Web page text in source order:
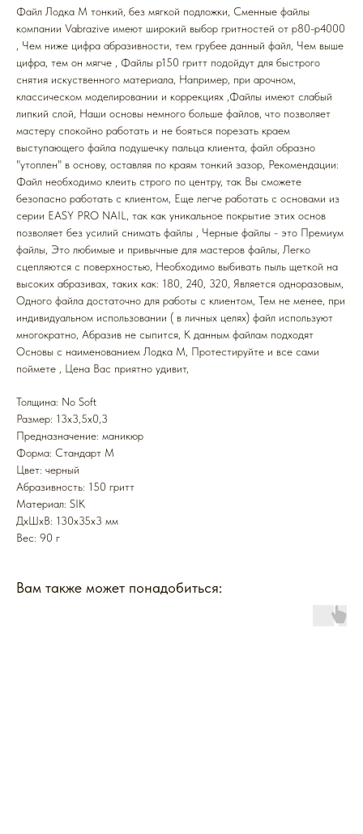
Файл Лодка M тонкий, без мягкой подложки, Cменные файлы
компании Vabrazive имеют широкий выбор гритностей от р80-р4000
, Чем ниже цифра абразивности, тем грубее данный файл, Чем выше
цифра, тем он мягче , Файлы р150 гритт подойдут для быстрого
снятия искуственного материала, Например, при арочном,
классическом моделировании и коррекциях ,Файлы имеют слабый
липкий слой, Наши основы немного больше файлов, что позволяет
мастеру спокойно работать и не бояться порезать краем
выступающего файла подушечку пальца клиента, файл образно
"утоплен" в основу, оставляя по краям тонкий зазор, Рекомендации:
Файл необходимо клеить строго по центру, так Вы сможете
безопасно работать с клиентом, Еще легче работать с основами из
серии EASY PRO NAIL, так как уникальное покрытие этих основ
позволяет без усилий снимать файлы , Черные файлы - это Премиум
файлы, Это любимые и привычные для мастеров файлы, Легко
сцепляются с поверхностью, Необходимо выбивать пыль щеткой на
высоких абразивах, таких как: 180, 240, 320, Является одноразовым,
Одного файла достаточно для работы с клиентом, Тем не менее, при
индивидуальном использовании ( в личных целях) файл используют
многократно, Абразив не сыпится, К данным файлам подходят
Основы с наименованием Лодка M, Протестируйте и все сами
поймете , Цена Вас приятно удивит,
Толщина: No Soft
Размер: 13x3,5x0,3
Предназначение: маникюр
Форма: Стандарт M
Цвет: черный
Абразивность: 150 гритт
Mатериал: SIK
ДxШxВ: 130x35x3 мм
Вес: 90 г
Вам также может понадобиться: